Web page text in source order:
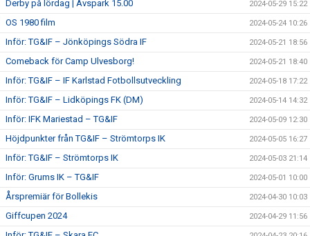
Derby på lördag | Avspark 15.00 2024-05-29 15:22
OS 1980 film 2024-05-24 10:26
Inför: TG&IF – Jönköpings Södra IF 2024-05-21 18:56
Comeback för Camp Ulvesborg! 2024-05-21 18:40
Inför: TG&IF – IF Karlstad Fotbollsutveckling 2024-05-18 17:22
Inför: TG&IF – Lidköpings FK (DM) 2024-05-14 14:32
Inför: IFK Mariestad – TG&IF 2024-05-09 12:30
Höjdpunkter från TG&IF – Strömtorps IK 2024-05-05 16:27
Inför: TG&IF – Strömtorps IK 2024-05-03 21:14
Inför: Grums IK – TG&IF 2024-05-01 10:00
Årspremiär för Bollekis 2024-04-30 10:03
Giffcupen 2024 2024-04-29 11:56